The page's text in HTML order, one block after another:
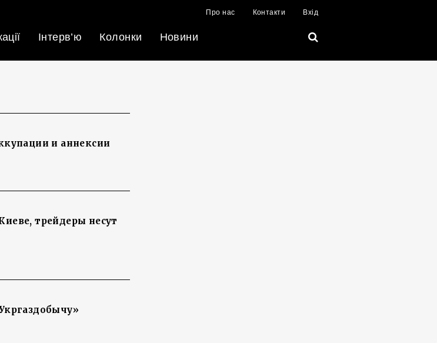
Про нас Контакти Вхід
Інтерв’ю Колонки Новини
и аннексии
трейдеры несут